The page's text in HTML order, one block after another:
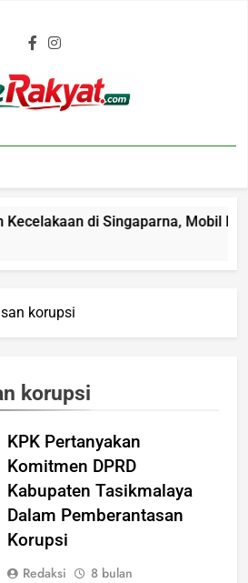
di Singaparna, Mobil
korupsi
korupsi
KPK Pertanyakan
Komitmen DPRD
Kabupaten Tasikmalaya
Dalam Pemberantasan
Korupsi
Redaksi
8 bulan